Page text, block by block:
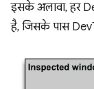
इसके अलावा, हर
है, जिसके पास